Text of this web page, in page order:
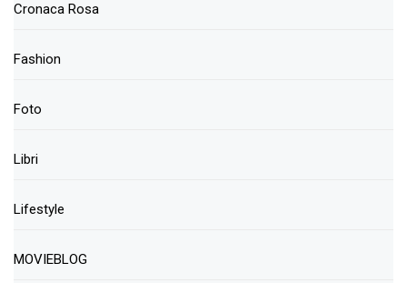
Cronaca Rosa
Fashion
Foto
Libri
Lifestyle
MOVIEBLOG